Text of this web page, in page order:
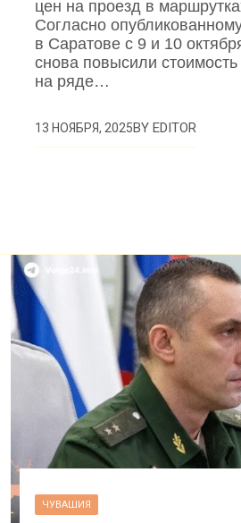
цен на проезд в
Согласно
в Саратове с 9 и 10
снова повысили
на ряде…
13 НОЯБРЯ, 2025BYEDITOR
ЧУВАШИЯ